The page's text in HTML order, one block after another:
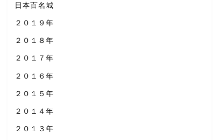
日本百名城
２０１９年
２０１８年
２０１７年
２０１６年
２０１５年
２０１４年
２０１３年